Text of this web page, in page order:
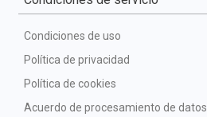
Condiciones de uso
Política de privacidad
Política de cookies
Acuerdo de procesamiento de datos